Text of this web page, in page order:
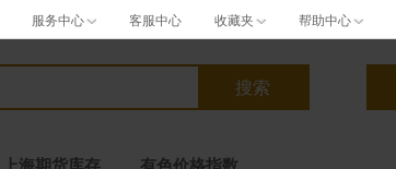
服务中心 客服中心 收藏夹 帮助中心